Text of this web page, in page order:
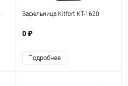
Вафельница Kitfort КТ-1620
0 ₽
Подробнее